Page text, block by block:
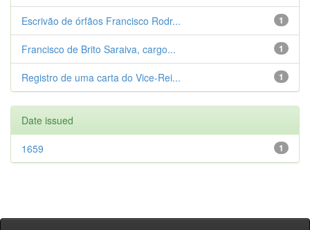
1
Escrivão de órfãos Francisco Rodr...
1
Francisco de Brito Saraiva, cargo...
1
Registro de uma carta do Vice-Rei...
Date issued
1
1659